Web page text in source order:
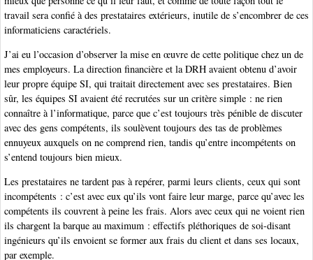
travail sera confié à des prestataires extérieurs, inutile de s’encombrer de ces
informaticiens caractériels.
J’ai eu l’occasion d’observer la mise en œuvre de cette politique chez un de
mes employeurs. La direction financière et la DRH avaient obtenu d’avoir
leur propre équipe SI, qui traitait directement avec ses prestataires. Bien
sûr, les équipes SI avaient été recrutées sur un critère simple : ne rien
connaître à l’informatique, parce que c’est toujours très pénible de discuter
avec des gens compétents, ils soulèvent toujours des tas de problèmes
ennuyeux auxquels on ne comprend rien, tandis qu’entre incompétents on
s’entend toujours bien mieux.
Les prestataires ne tardent pas à repérer, parmi leurs clients, ceux qui sont
incompétents : c’est avec eux qu’ils vont faire leur marge, parce qu’avec les
compétents ils couvrent à peine les frais. Alors avec ceux qui ne voient rien
ils chargent la barque au maximum : effectifs pléthoriques de soi-disant
ingénieurs qu’ils envoient se former aux frais du client et dans ses locaux,
par exemple.